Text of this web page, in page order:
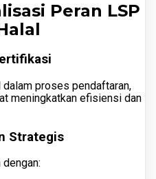
Peran LSP
proses pendaftaran,
meningkatkan efisiensi dan
Strategis